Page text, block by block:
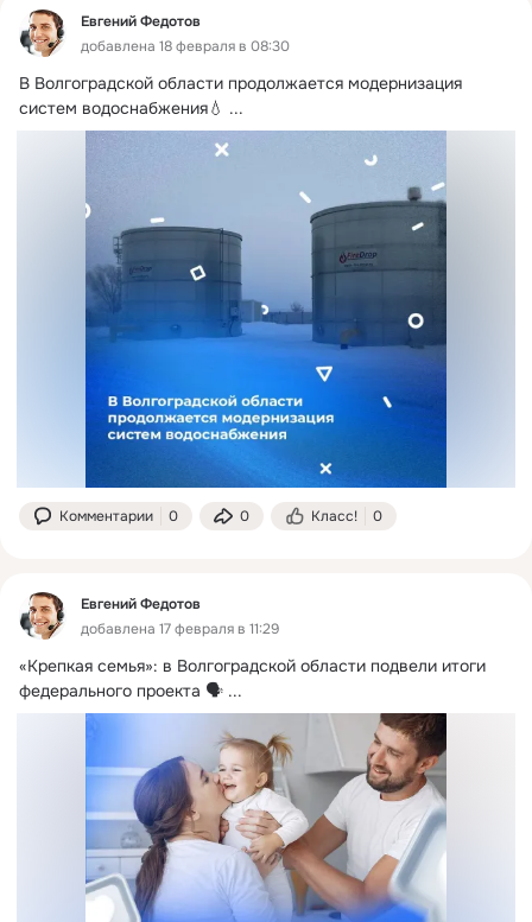
Евгений Федотов
добавлена 18 февраля в 08:30
В Волгоградской области продолжается модернизация
систем водоснабжения💧 ...
Комментарии 0 0 Класс! 0
Евгений Федотов
добавлена 17 февраля в 11:29
«Крепкая семья»: в Волгоградской области подвели итоги
федерального проекта 🗣️ ...